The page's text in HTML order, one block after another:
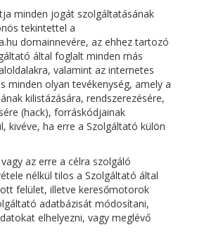
minden jogát szolgáltatásának
tekintettel a
domainnevére, az ehhez tartozó
által foglalt minden más
valamint az internetes
minden olyan tevékenység, amely a
kilistázására, rendszerezésére,
(hack), forráskódjainak
kivéve, ha erre a Szolgáltató külön
az erre a célra szolgáló
nélkül tilos a Szolgáltató által
felület, illetve keresőmotorok
adatbázisát módosítani,
elhelyezni, vagy meglévő